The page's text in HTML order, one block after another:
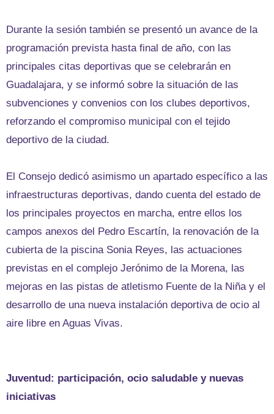
Durante la sesión también se presentó un avance de la
programación prevista hasta final de año, con las
principales citas deportivas que se celebrarán en
Guadalajara, y se informó sobre la situación de las
subvenciones y convenios con los clubes deportivos,
reforzando el compromiso municipal con el tejido
deportivo de la ciudad.
El Consejo dedicó asimismo un apartado específico a las
infraestructuras deportivas, dando cuenta del estado de
los principales proyectos en marcha, entre ellos los
campos anexos del Pedro Escartín, la renovación de la
cubierta de la piscina Sonia Reyes, las actuaciones
previstas en el complejo Jerónimo de la Morena, las
mejoras en las pistas de atletismo Fuente de la Niña y el
desarrollo de una nueva instalación deportiva de ocio al
aire libre en Aguas Vivas.
Juventud: participación, ocio saludable y nuevas
iniciativas